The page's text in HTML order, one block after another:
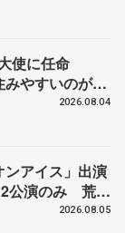
使に任命
みやすいのが魅
2026.08.04
ンアイス」出演
公演のみ 荒川
20周年のアイ
2026.08.05